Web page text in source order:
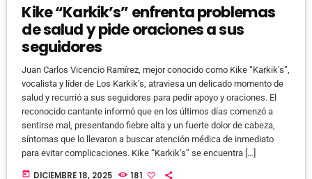
Kike “Karkik’s” enfrenta problemas
de salud y pide oraciones a sus
seguidores
Juan Carlos Vicencio Ramírez, mejor conocido como Kike “Karkik’s”,
vocalista y líder de Los Karkik’s, atraviesa un delicado momento de
salud y recurrió a sus seguidores para pedir apoyo y oraciones. El
reconocido cantante informó que en los últimos días comenzó a
sentirse mal, presentando fiebre alta y un fuerte dolor de cabeza,
síntomas que lo llevaron a buscar atención médica de inmediato
para evitar complicaciones. Kike “Karkik’s” se encuentra […]
today DICIEMBRE 18, 2025 181